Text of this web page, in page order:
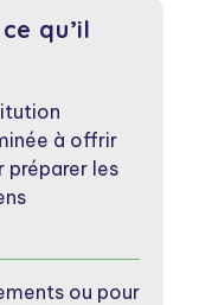
qu’il
à offrir
préparer les
ou pour